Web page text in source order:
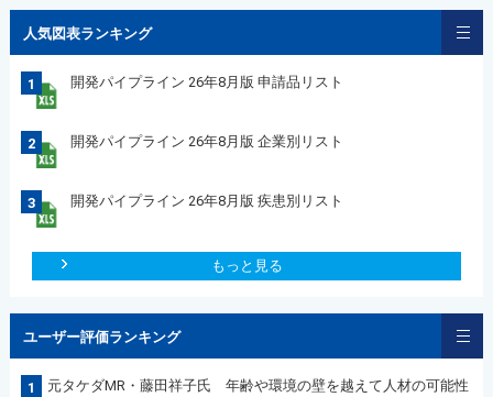
人気図表ランキング
1 開発パイプライン 26年8月版 申請品リスト
2 開発パイプライン 26年8月版 企業別リスト
3 開発パイプライン 26年8月版 疾患別リスト
もっと見る
ユーザー評価ランキング
1
元タケダMR・藤田祥子氏 年齢や環境の壁を越えて人材の可能性